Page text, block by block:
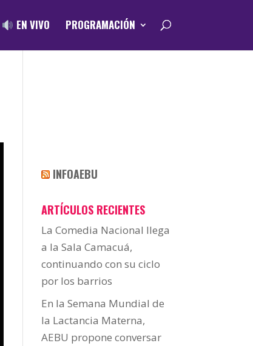
EN VIVO PROGRAMACIÓN
INFOAEBU
ARTÍCULOS RECIENTES
La Comedia Nacional llega
a la Sala Camacuá,
continuando con su ciclo
por los barrios
En la Semana Mundial de
la Lactancia Materna,
AEBU propone conversar